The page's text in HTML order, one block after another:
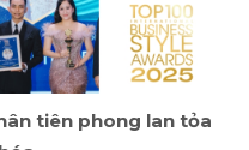
tiên phong lan tỏa